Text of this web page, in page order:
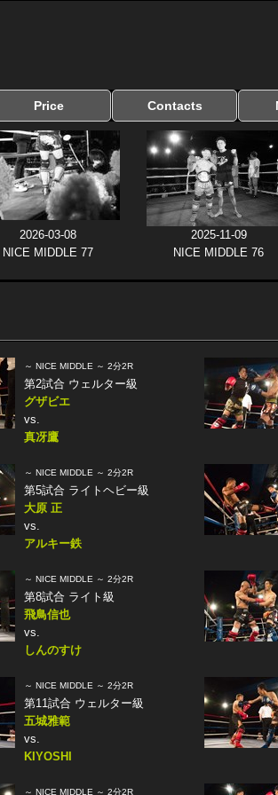
Price
料金
お支払い方法
Contacts
お問い合わせ
よくある質問
リンク集 サ
マ
写
注
登
サ
2026-03-08
NICE MIDDLE 77
2025-11-09
NICE MIDDLE 76
～ NICE MIDDLE ～ 2分2R
第2試合 ウェルター級
グザビエ
vs.
真冴鷹
～ NICE MIDDLE ～ 2分2R
第5試合 ライトヘビー級
大原 正
vs.
アルキー鉄
～ NICE MIDDLE ～ 2分2R
第8試合 ライト級
飛鳥信也
vs.
しんのすけ
～ NICE MIDDLE ～ 2分2R
第11試合 ウェルター級
五城雅範
vs.
KIYOSHI
～ NICE MIDDLE ～ 2分2R